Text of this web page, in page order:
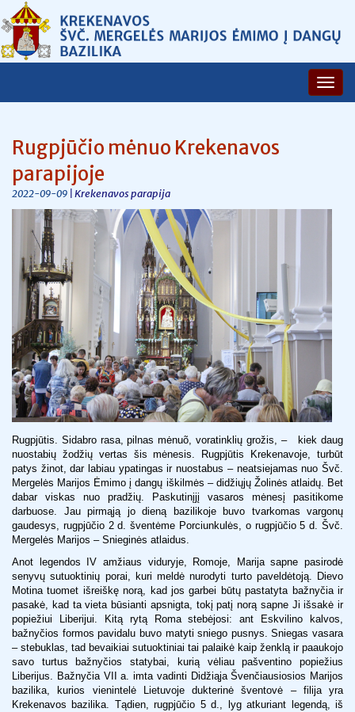
Rugpjūčio mėnuo Krekenavos
parapijoje
2022-09-09 | Krekenavos parapija
Rugpjūtis. Sidabro rasa, pilnas mėnuõ, voratinklių grožis, – kiek daug
nuostabių žodžių vertas šis mėnesis. Rugpjūtis Krekenavoje, turbūt
patys žinot, dar labiau ypatingas ir nuostabus – neatsiejamas nuo Švč.
Mergelės Marijos Ėmimo į dangų iškilmės – didžiųjų Žolinės atlaidų. Bet
dabar viskas nuo pradžių. Paskutinįjį vasaros mėnesį pasitikome
darbuose. Jau pirmąją jo dieną bazilikoje buvo tvarkomas vargonų
gaudesys, rugpjūčio 2 d. šventėme Porciunkulės, o rugpjūčio 5 d. Švč.
Mergelės Marijos – Snieginės atlaidus.
Anot legendos IV amžiaus viduryje, Romoje, Marija sapne pasirodė
senyvų sutuoktinių porai, kuri meldė nurodyti turto paveldėtoją. Dievo
Motina tuomet išreiškę norą, kad jos garbei būtų pastatyta bažnyčia ir
pasakė, kad ta vieta būsianti apsnigta, tokį patį norą sapne Ji išsakė ir
popiežiui Liberijui. Kitą rytą Roma stebėjosi: ant Eskvilino kalvos,
bažnyčios formos pavidalu buvo matyti sniego pusnys. Sniegas vasara
– stebuklas, tad bevaikiai sutuoktiniai tai palaikė kaip ženklą ir paaukojo
savo turtus bažnyčios statybai, kurią vėliau pašventino popiežius
Liberijus. Bažnyčia VII a. imta vadinti Didžiąja Švenčiausiosios Marijos
bazilika, kurios vienintelė Lietuvoje dukterinė šventovė – filija yra
Krekenavos bazilika. Tądien, rugpjūčio 5 d., lyg atkuriant legendą, iš